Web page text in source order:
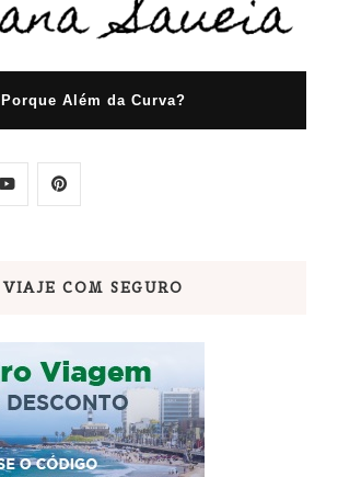
Porque Além da Curva?
VIAJE COM SEGURO